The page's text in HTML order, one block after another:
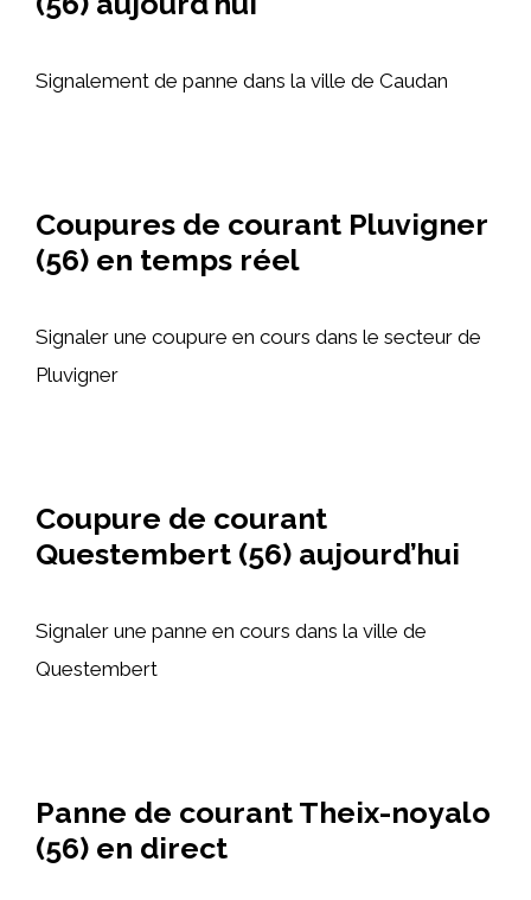
Signalement de panne dans la ville de Caudan
Coupures de courant Pluvigner
(56) en temps réel
Signaler une coupure en cours dans le secteur de
Pluvigner
Coupure de courant
Questembert (56) aujourd’hui
Signaler une panne en cours dans la ville de
Questembert
Panne de courant Theix-noyalo
(56) en direct